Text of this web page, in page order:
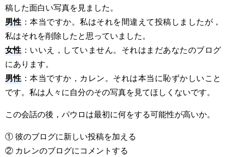
稿した面白い写真を見ました。
男性：本当ですか。私はそれを間違えて投稿しましたが，
私はそれを削除したと思っていました。
女性：いいえ，していません。それはまだあなたのブログ
にあります。
男性：本当ですか，カレン。それは本当に恥ずかしいこと
です。私は人々に自分のその写真を見てほしくないです。
この会話の後，パウロは最初に何をする可能性が高いか。
① 彼のブログに新しい投稿を加える
② カレンのブログにコメントする